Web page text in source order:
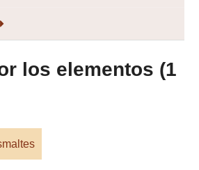
los elementos (1